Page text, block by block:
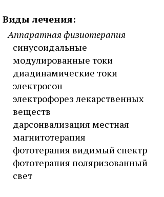
Виды лечения:
Аппаратная физиотерапия
синусоидальные
модулированные токи
диадинамические токи
электросон
электрофорез лекарственных
веществ
дарсонвализация местная
магнитотерапия
фототерапия видимый спектр
фототерапия поляризованный
свет